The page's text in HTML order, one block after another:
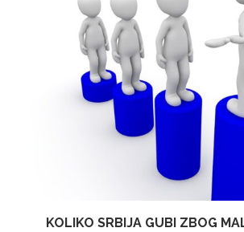
KOLIKO SRBIJA GUBI ZBOG